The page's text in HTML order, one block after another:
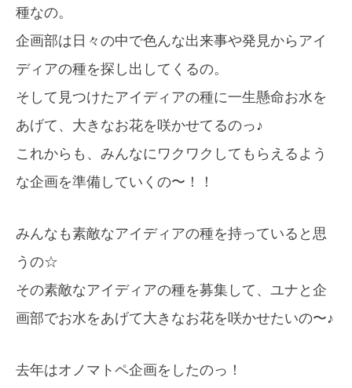
種なの。
企画部は日々の中で色んな出来事や発見からアイ
ディアの種を探し出してくるの。
そして見つけたアイディアの種に一生懸命お水を
あげて、大きなお花を咲かせてるのっ♪
これからも、みんなにワクワクしてもらえるよう
な企画を準備していくの〜！！
みんなも素敵なアイディアの種を持っていると思
うの☆
その素敵なアイディアの種を募集して、ユナと企
画部でお水をあげて大きなお花を咲かせたいの〜♪
去年はオノマトペ企画をしたのっ！